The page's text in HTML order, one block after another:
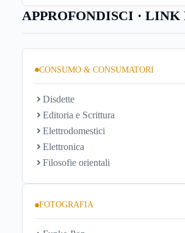
APPROFONDISCI ·
CONSUMO & CONSUMATORI
Disdette
Editoria e Scrittura
Elettrodomestici
Elettronica
Filosofie orientali
FOTOGRAFIA